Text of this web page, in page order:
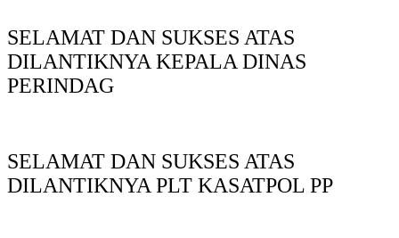
SELAMAT DAN SUKSES ATAS
DILANTIKNYA KEPALA DINAS
PERINDAG
SELAMAT DAN SUKSES ATAS
DILANTIKNYA PLT KASATPOL PP